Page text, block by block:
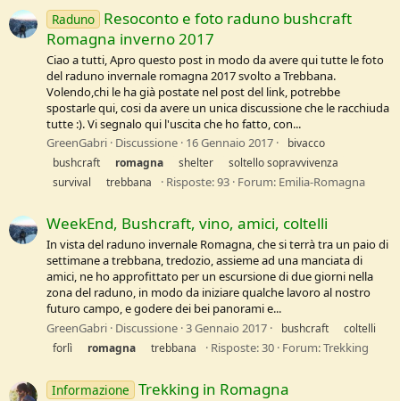
Raduno Resoconto e foto raduno bushcraft
Romagna inverno 2017
Ciao a tutti, Apro questo post in modo da avere qui tutte le foto
del raduno invernale romagna 2017 svolto a Trebbana.
Volendo,chi le ha già postate nel post del link, potrebbe
spostarle qui, cosi da avere un unica discussione che le racchiuda
tutte :). Vi segnalo qui l'uscita che ho fatto, con...
GreenGabri Discussione 16 Gennaio 2017
bivacco
bushcraft
romagna shelter
soltello sopravvivenza
survival
trebbana Risposte: 93 Forum: Emilia-Romagna
WeekEnd, Bushcraft, vino, amici, coltelli
In vista del raduno invernale Romagna, che si terrà tra un paio di
settimane a trebbana, tredozio, assieme ad una manciata di
amici, ne ho approfittato per un escursione di due giorni nella
zona del raduno, in modo da iniziare qualche lavoro al nostro
futuro campo, e godere dei bei panorami e...
GreenGabri Discussione 3 Gennaio 2017 bushcraft
coltelli
forlì
romagna trebbana Risposte: 30 Forum:Trekking
Informazione Trekking in Romagna